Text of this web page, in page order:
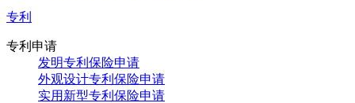
专利
专利申请
发明专利保险申请
外观设计专利保险申请
实用新型专利保险申请